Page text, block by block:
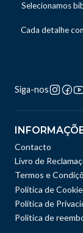
Selecionamos
Cada detalhe
Siga-nos
Contacto
Livro de
Termos e
Política de
Política de
Politica de